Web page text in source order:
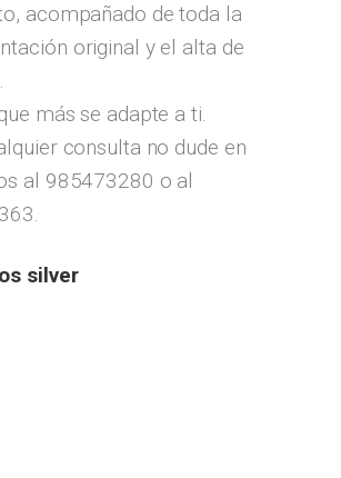
acompañado de toda la
original y el alta de
más se adapte a ti.
consulta no dude en
al 985473280 o al
silver